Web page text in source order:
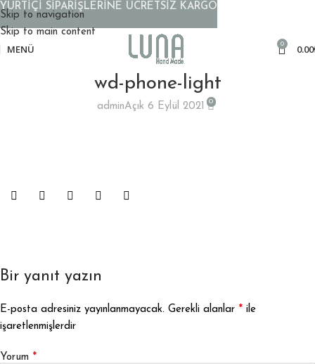
Skip to navigation
Skip to main content
MENÜ 0 0.00
wd-phone-light
adminAçık 6 Eylül 2021 0
Bir yanıt yazın
E-posta adresiniz yayınlanmayacak. Gerekli alanlar * ile
işaretlenmişlerdir
Yorum *
YURTİÇİ SİPARİŞLERİNE ÜCRETSİZ KARGO